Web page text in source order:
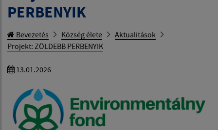
PERBENYIK
Bevezetés Község élete
Aktualitások
Projekt: ZÖLDEBB PERBENYIK
13.01.2026